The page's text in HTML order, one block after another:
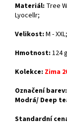
Materiál: Tree
Lyocellr;
Velikost: M - XXL;
Hmotnost: 124
Kolekce: Zima
Označení
Modrá/ Deep
Standardní